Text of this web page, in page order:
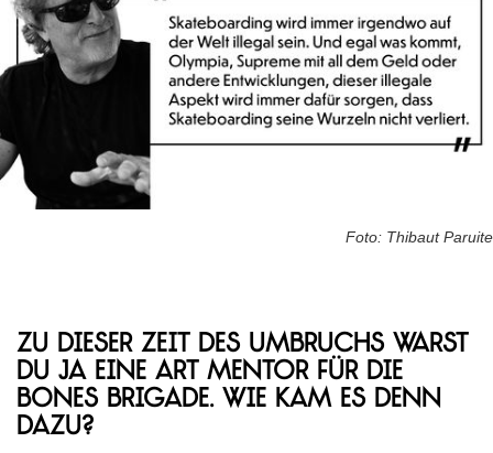
Foto: Thibaut Paruite
Zu dieser Zeit des Umbruchs warst
du ja eine Art Mentor für die
Bones Brigade. Wie kam es denn
dazu?